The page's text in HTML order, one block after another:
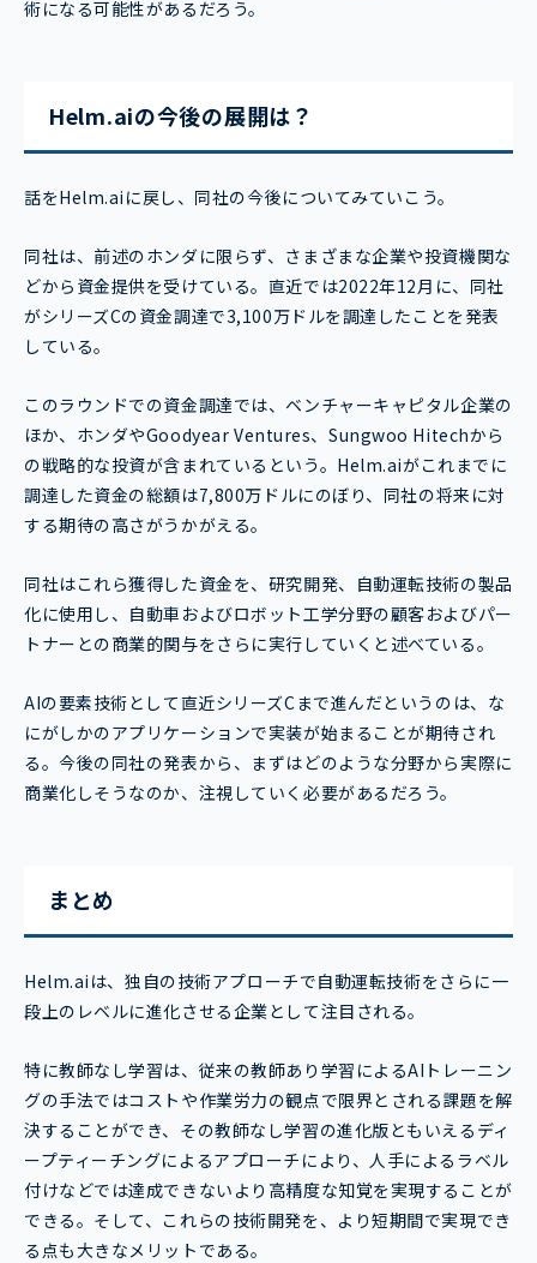
術になる可能性があるだろう。
Helm.aiの今後の展開は？
話をHelm.aiに戻し、同社の今後についてみていこう。
同社は、前述のホンダに限らず、さまざまな企業や投資機関な
どから資金提供を受けている。直近では2022年12月に、同社
がシリーズCの資金調達で3,100万ドルを調達したことを発表
している。
このラウンドでの資金調達では、ベンチャーキャピタル企業の
ほか、ホンダやGoodyear Ventures、Sungwoo Hitechから
の戦略的な投資が含まれているという。Helm.aiがこれまでに
調達した資金の総額は7,800万ドルにのぼり、同社の将来に対
する期待の高さがうかがえる。
同社はこれら獲得した資金を、研究開発、自動運転技術の製品
化に使用し、自動車およびロボット工学分野の顧客およびパー
トナーとの商業的関与をさらに実行していくと述べている。
AIの要素技術として直近シリーズCまで進んだというのは、な
にがしかのアプリケーションで実装が始まることが期待され
る。今後の同社の発表から、まずはどのような分野から実際に
商業化しそうなのか、注視していく必要があるだろう。
まとめ
Helm.aiは、独自の技術アプローチで自動運転技術をさらに一
段上のレベルに進化させる企業として注目される。
特に教師なし学習は、従来の教師あり学習によるAIトレーニン
グの手法ではコストや作業労力の観点で限界とされる課題を解
決することができ、その教師なし学習の進化版ともいえるディ
ープティーチングによるアプローチにより、人手によるラベル
付けなどでは達成できないより高精度な知覚を実現することが
できる。そして、これらの技術開発を、より短期間で実現でき
る点も大きなメリットである。